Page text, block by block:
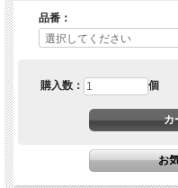
もあるでしょう。
そのような事態でもライダーはマ
ブレーキを掛けられます。
アメリカのトップチーム、トロイ
SuterClutchは我々のパートナー
SuterClucthの更にすばらしい点は
品番：
購入数： 個